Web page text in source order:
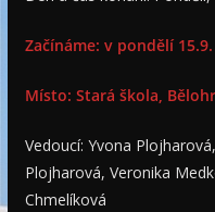
Začínáme: v pondělí
Místo: Stará škola,
Vedoucí: Yvona
Plojharová, Veronika
Chmelíková